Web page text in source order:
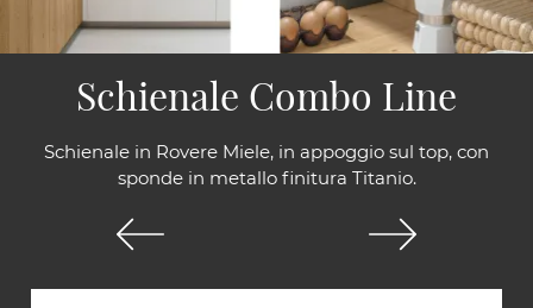
Schienale in Rovere Miele, in appoggio sul top, con
sponde in metallo finitura Titanio.
Schienale Combo Line